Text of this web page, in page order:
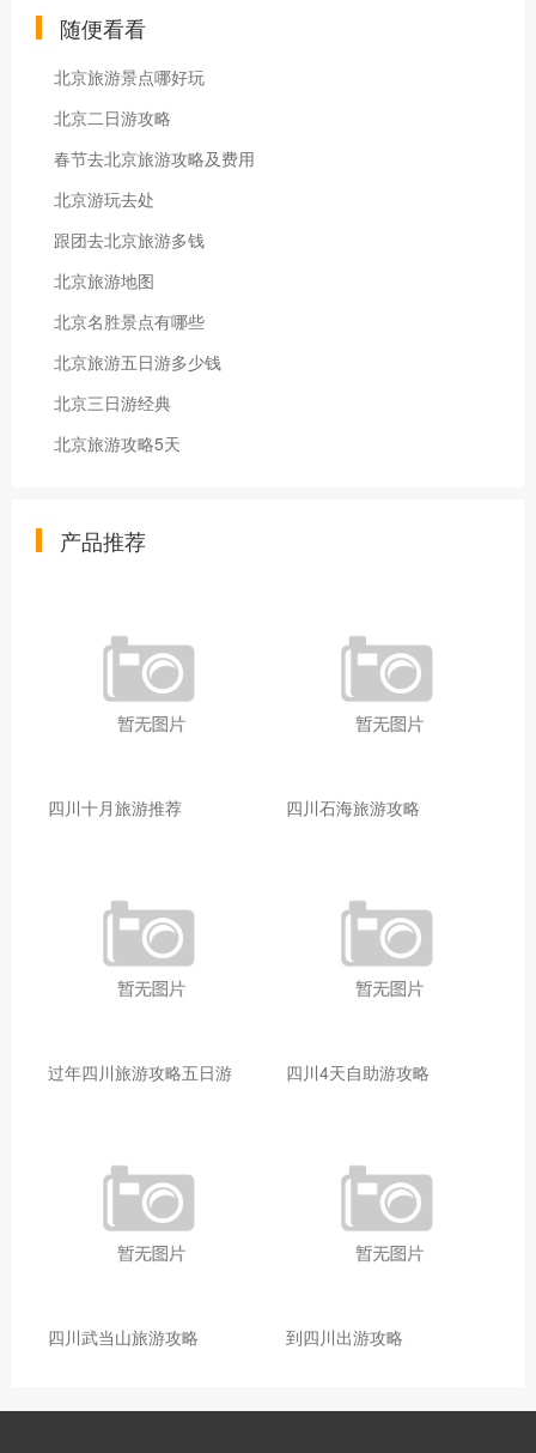
随便看看
北京旅游景点哪好玩
北京二日游攻略
春节去北京旅游攻略及费用
北京游玩去处
跟团去北京旅游多钱
北京旅游地图
北京名胜景点有哪些
北京旅游五日游多少钱
北京三日游经典
北京旅游攻略5天
产品推荐
四川十月旅游推荐 四川石海旅游攻略
过年四川旅游攻略五日游 四川4天自助游攻略
四川武当山旅游攻略 到四川出游攻略